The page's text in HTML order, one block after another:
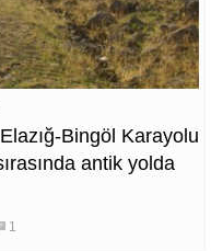
Bingöl Karayolu
antik yolda
1